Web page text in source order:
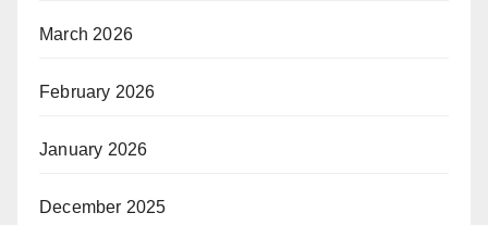
March 2026
February 2026
January 2026
December 2025